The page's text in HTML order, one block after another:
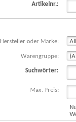
Artikelnr.:
Hersteller oder Marke:
Warengruppe:
Suchwörter:
Max. Preis: